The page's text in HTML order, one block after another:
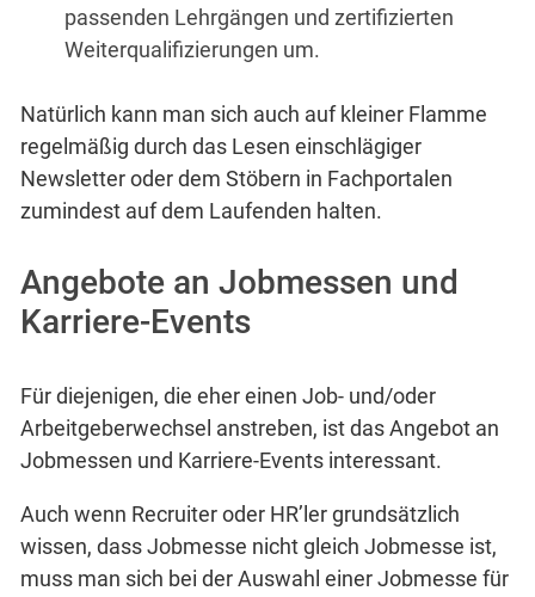
passenden Lehrgängen und zertifizierten
Weiterqualifizierungen um.
Natürlich kann man sich auch auf kleiner Flamme
regelmäßig durch das Lesen einschlägiger
Newsletter oder dem Stöbern in Fachportalen
zumindest auf dem Laufenden halten.
Angebote an Jobmessen und
Karriere-Events
Für diejenigen, die eher einen Job- und/oder
Arbeitgeberwechsel anstreben, ist das Angebot an
Jobmessen und Karriere-Events interessant.
Auch wenn Recruiter oder HR’ler grundsätzlich
wissen, dass Jobmesse nicht gleich Jobmesse ist,
muss man sich bei der Auswahl einer Jobmesse für